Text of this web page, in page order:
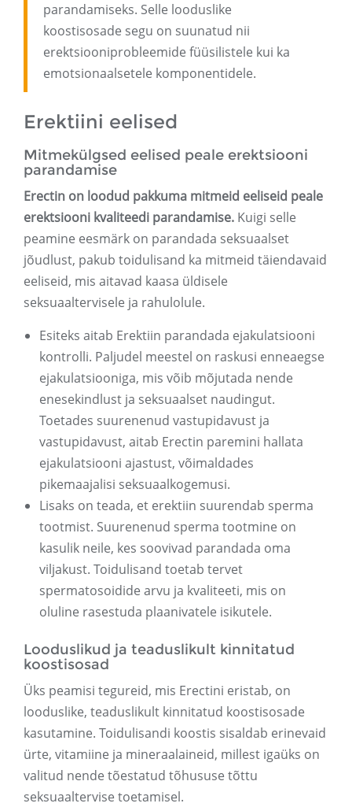
parandamiseks. Selle looduslike
koostisosade segu on suunatud nii
erektsiooniprobleemide füüsilistele kui ka
emotsionaalsetele komponentidele.
Erektiini eelised
Mitmekülgsed eelised peale erektsiooni
parandamise
Erectin on loodud pakkuma mitmeid eeliseid peale
erektsiooni kvaliteedi parandamise. Kuigi selle
peamine eesmärk on parandada seksuaalset
jõudlust, pakub toidulisand ka mitmeid täiendavaid
eeliseid, mis aitavad kaasa üldisele
seksuaaltervisele ja rahulolule.
Esiteks aitab Erektiin parandada ejakulatsiooni
kontrolli. Paljudel meestel on raskusi enneaegse
ejakulatsiooniga, mis võib mõjutada nende
enesekindlust ja seksuaalset naudingut.
Toetades suurenenud vastupidavust ja
vastupidavust, aitab Erectin paremini hallata
ejakulatsiooni ajastust, võimaldades
pikemaajalisi seksuaalkogemusi.
Lisaks on teada, et erektiin suurendab sperma
tootmist. Suurenenud sperma tootmine on
kasulik neile, kes soovivad parandada oma
viljakust. Toidulisand toetab tervet
spermatosoidide arvu ja kvaliteeti, mis on
oluline rasestuda plaanivatele isikutele.
Looduslikud ja teaduslikult kinnitatud
koostisosad
Üks peamisi tegureid, mis Erectini eristab, on
looduslike, teaduslikult kinnitatud koostisosade
kasutamine. Toidulisandi koostis sisaldab erinevaid
ürte, vitamiine ja mineraalaineid, millest igaüks on
valitud nende tõestatud tõhususe tõttu
seksuaaltervise toetamisel.